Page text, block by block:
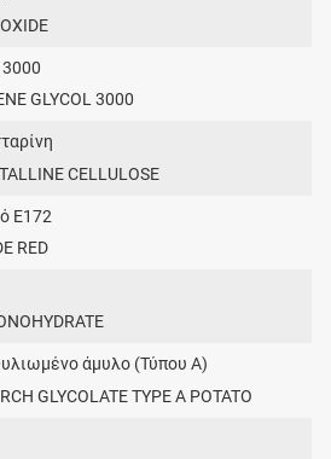
GLYCOL 3000
CELLULOSE
Ε172
RED
άμυλο (Τύπου A)
GLYCOLATE TYPE A POTATO